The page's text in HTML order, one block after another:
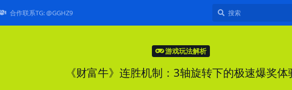
合作联系TG: @GGHZ9
游戏玩法解析
《财富牛》连胜机制：3轴旋转下的极速爆奖体